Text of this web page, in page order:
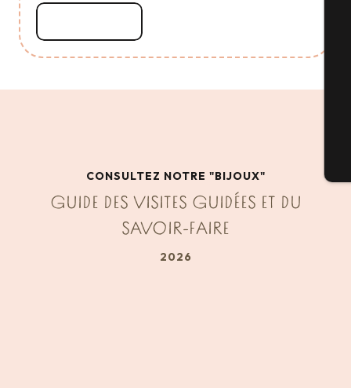
CONSULTEZ NOTRE "BIJOUX"
GUIDE DES VISITES GUIDÉES ET DU
SAVOIR-FAIRE
2026